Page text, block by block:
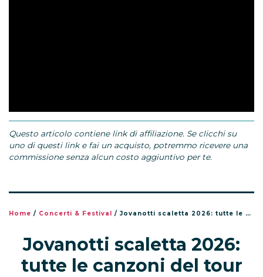
Questo articolo contiene link di affiliazione. Se clicchi su
uno di questi link e fai un acquisto, potremmo ricevere una
commissione senza alcun costo aggiuntivo per te.
Home / Concerti & Festival / Jovanotti scaletta 2026: tutte le canzoni del tour Jova Summer Party
Jovanotti scaletta 2026:
tutte le canzoni del tour